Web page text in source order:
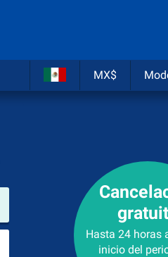
MX$
lugar de arrendamiento
Lugar de devoluciónHasta 24 horas
inicio del